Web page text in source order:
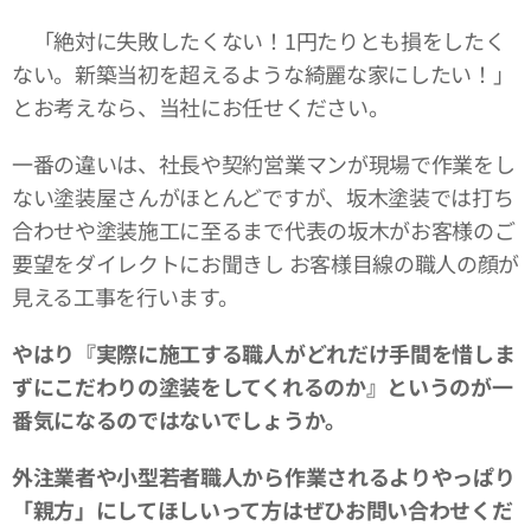
「絶対に失敗したくない！1円たりとも損をしたく
ない。新築当初を超えるような綺麗な家にしたい！」
とお考えなら、当社にお任せください。
一番の違いは、社長や契約営業マンが現場で作業をし
ない塗装屋さんがほとんどですが、坂木塗装では打ち
合わせや塗装施工に至るまで代表の坂木がお客様のご
要望をダイレクトにお聞きし お客様目線の職人の顔が
見える工事を行います。
やはり『実際に施工する職人がどれだけ手間を惜しま
ずにこだわりの塗装をしてくれるのか』というのが一
番気になるのではないでしょうか。
外注業者や小型若者職人から作業されるよりやっぱり
「親方」にしてほしいって方はぜひお問い合わせくだ